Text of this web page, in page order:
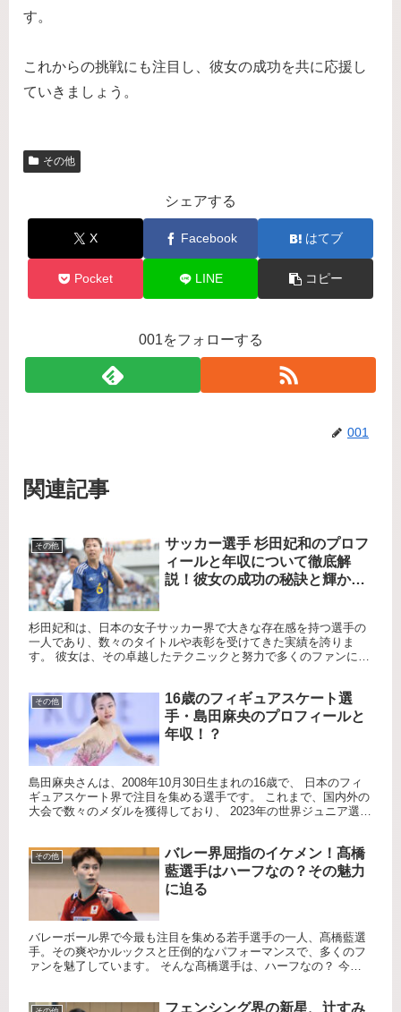
す。
これからの挑戦にも注目し、彼女の成功を共に応援し
ていきましょう。
その他
シェアする
X Facebook はてブ
Pocket LINE コピー
001をフォローする
001
関連記事
その他
サッカー選手 杉田妃和のプロフ
ィールと年収について徹底解
説！彼女の成功の秘訣と輝かし
杉田妃和は、日本の女子サッカー界で大きな存在感を持つ選手の
一人であり、数々のタイトルや表彰を受けてきた実績を誇りま
す。 彼女は、その卓越したテクニックと努力で多くのファンに愛
その他
16歳のフィギュアスケート選
手・島田麻央のプロフィールと
年収！？
島田麻央さんは、2008年10月30日生まれの16歳で、 日本のフィ
ギュアスケート界で注目を集める選手です。 これまで、国内外の
大会で数々のメダルを獲得しており、 2023年の世界ジュニア選手
その他
バレー界屈指のイケメン！髙橋
藍選手はハーフなの？その魅力
に迫る
バレーボール界で今最も注目を集める若手選手の一人、髙橋藍選
手。その爽やかルックスと圧倒的なパフォーマンスで、多くのフ
ァンを魅了しています。 そんな髙橋選手は、ハーフなの？ 今回
フェンシング界の新星、辻すみ